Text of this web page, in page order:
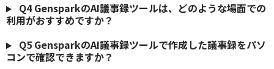
Q4 GensparkのAI議事録ツールは、どのような場面での
利用がおすすめですか？
Q5 GensparkのAI議事録ツールで作成した議事録をパソ
コンで確認できますか？